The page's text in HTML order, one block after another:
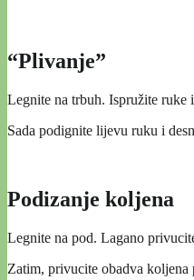
“Plivanje”
Legnite na trbuh. Ispružite ruke
Sada podignite lijevu ruku i
Podizanje koljena
Legnite na pod. Lagano
Zatim, privucite obadva koljena